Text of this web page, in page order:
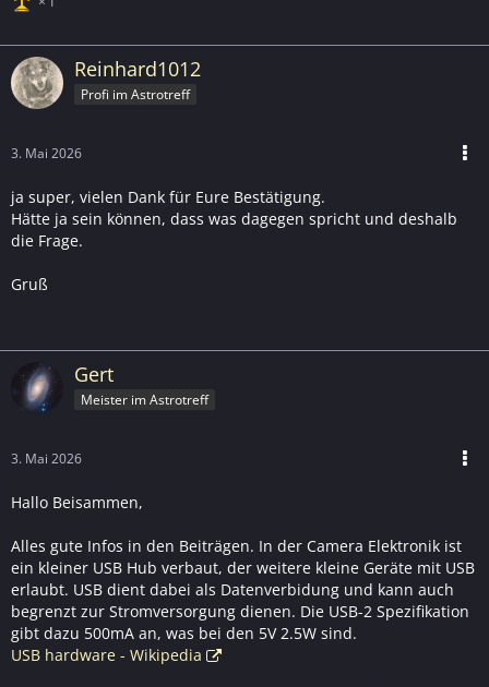
Reinhard1012
Profi im Astrotreff
3. Mai 2026
ja super, vielen Dank für Eure Bestätigung.
Hätte ja sein können, dass was dagegen spricht und deshalb
die Frage.
Gruß
Gert
Meister im Astrotreff
3. Mai 2026
Hallo Beisammen,
Alles gute Infos in den Beiträgen. In der Camera Elektronik ist
ein kleiner USB Hub verbaut, der weitere kleine Geräte mit USB
erlaubt. USB dient dabei als Datenverbidung und kann auch
begrenzt zur Stromversorgung dienen. Die USB-2 Spezifikation
gibt dazu 500mA an, was bei den 5V 2.5W sind.
USB hardware - Wikipedia